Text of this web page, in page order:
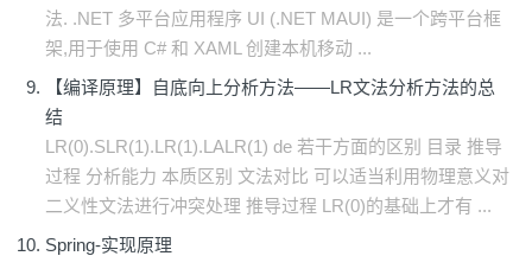
法. .NET 多平台应用程序 UI (.NET MAUI) 是一个跨平台框
架,用于使用 C# 和 XAML 创建本机移动 ...
【编译原理】自底向上分析方法——LR文法分析方法的总
结
LR(0).SLR(1).LR(1).LALR(1) de 若干方面的区别 目录 推导
过程 分析能力 本质区别 文法对比 可以适当利用物理意义对
二义性文法进行冲突处理 推导过程 LR(0)的基础上才有 ...
Spring-实现原理